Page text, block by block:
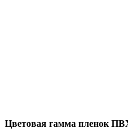
Цветовая гамма пленок